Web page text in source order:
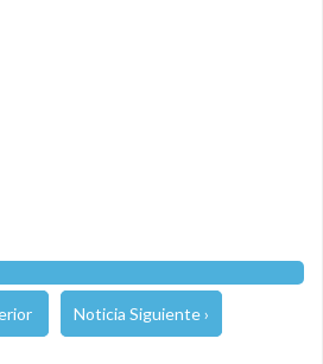
Noticia Siguiente ›